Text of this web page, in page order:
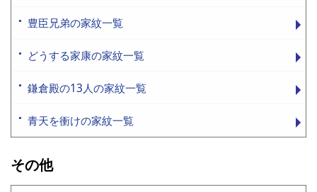
豊臣兄弟の家紋一覧
どうする家康の家紋一覧
鎌倉殿の13人の家紋一覧
青天を衝けの家紋一覧
その他